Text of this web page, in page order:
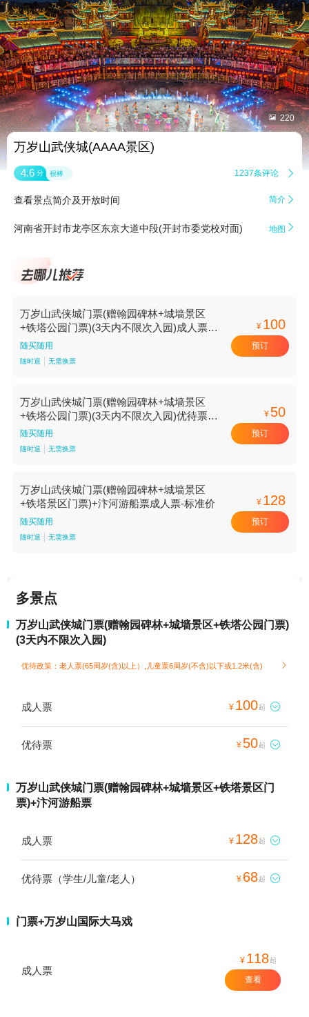
 220
万岁山武侠城(AAAA景区)
4.6 分 很棒 1237条评论 
查看景点简介及开放时间 简介 
河南省开封市龙亭区东京大道中段(开封市委党校对面) 地图 
万岁山武侠城门票(赠翰园碑林+城墙景区
+铁塔公园门票)(3天内不限次入园)成人票-
标准价
随买随用
随时退 无需换票
¥ 100
预订
万岁山武侠城门票(赠翰园碑林+城墙景区
+铁塔公园门票)(3天内不限次入园)优待票-
标准价
随买随用
随时退 无需换票
¥ 50
预订
万岁山武侠城门票(赠翰园碑林+城墙景区
+铁塔景区门票)+汴河游船票成人票-标准价
随买随用
随时退 无需换票
¥ 128
预订
多景点
万岁山武侠城门票(赠翰园碑林+城墙景区+铁塔公园门票)
(3天内不限次入园)
优待政策：老人票(65周岁(含)以上）,儿童票6周岁(不含)以下或1.2米(含) 
成人票 ¥ 100起 
优待票 ¥ 50起 
万岁山武侠城门票(赠翰园碑林+城墙景区+铁塔景区门
票)+汴河游船票
成人票 ¥ 128起 
优待票（学生/儿童/老人） ¥ 68起 
门票+万岁山国际大马戏
成人票
¥ 118起
查看
